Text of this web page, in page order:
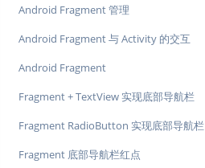
Android Fragment 管理
Android Fragment 与 Activity 的交互
Android Fragment
Fragment + TextView 实现底部导航栏
Fragment RadioButton 实现底部导航栏
Fragment 底部导航栏红点